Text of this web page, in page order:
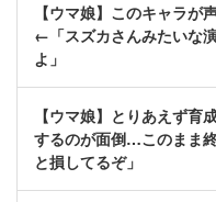
【ウマ娘】このキャラが
←「スズカさんみたいな
よ」
【ウマ娘】とりあえず育
するのが面倒…このまま
と損してるぞ」